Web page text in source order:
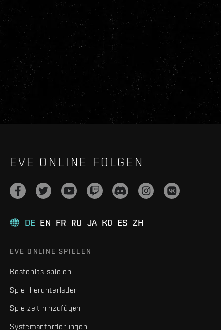
EVE ONLINE FOLGEN
DE EN FR RU JA KO ES ZH
EVE ONLINE SPIELEN
Kostenlos spielen
Spiel herunterladen
Spielzeit hinzufügen
Systemanforderungen